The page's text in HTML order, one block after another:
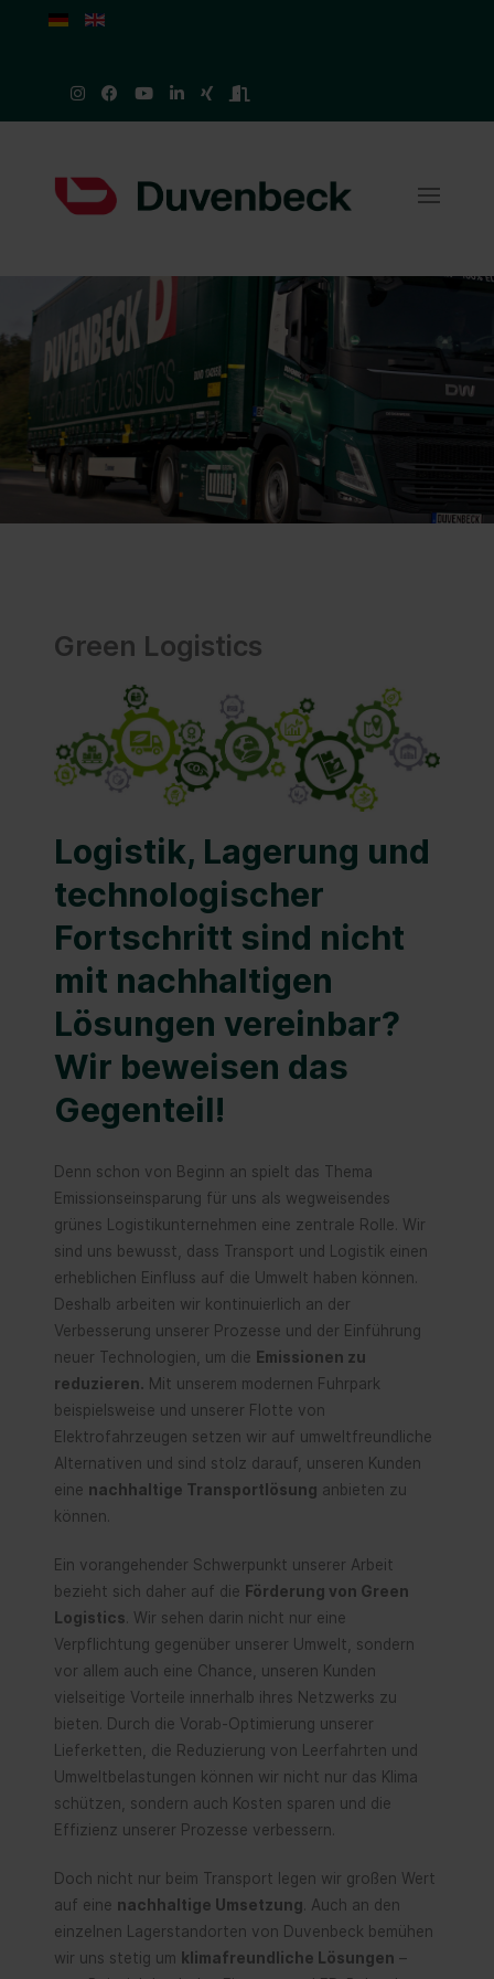
Sprache auswählen
Green Logistics
Logistik, Lagerung und
technologischer
Fortschritt sind nicht
mit nachhaltigen
Lösungen vereinbar?
Wir beweisen das
Gegenteil!
Denn schon von Beginn an spielt das Thema
Emissionseinsparung für uns als wegweisendes
grünes Logistikunternehmen eine zentrale Rolle. Wir
sind uns bewusst, dass Transport und Logistik einen
erheblichen Einfluss auf die Umwelt haben können.
Deshalb arbeiten wir kontinuierlich an der
Verbesserung unserer Prozesse und der Einführung
neuer Technologien, um die Emissionen zu
reduzieren. Mit unserem modernen Fuhrpark
beispielsweise und unserer Flotte von
Elektrofahrzeugen setzen wir auf umweltfreundliche
Alternativen und sind stolz darauf, unseren Kunden
eine nachhaltige Transportlösung anbieten zu
können.
Ein vorangehender Schwerpunkt unserer Arbeit
bezieht sich daher auf die Förderung von Green
Logistics. Wir sehen darin nicht nur eine
Verpflichtung gegenüber unserer Umwelt, sondern
vor allem auch eine Chance, unseren Kunden
vielseitige Vorteile innerhalb ihres Netzwerks zu
bieten. Durch die Vorab-Optimierung unserer
Lieferketten, die Reduzierung von Leerfahrten und
Umweltbelastungen können wir nicht nur das Klima
schützen, sondern auch Kosten sparen und die
Effizienz unserer Prozesse verbessern.
Doch nicht nur beim Transport legen wir großen Wert
auf eine nachhaltige Umsetzung. Auch an den
einzelnen Lagerstandorten von Duvenbeck bemühen
wir uns stetig um klimafreundliche Lösungen –